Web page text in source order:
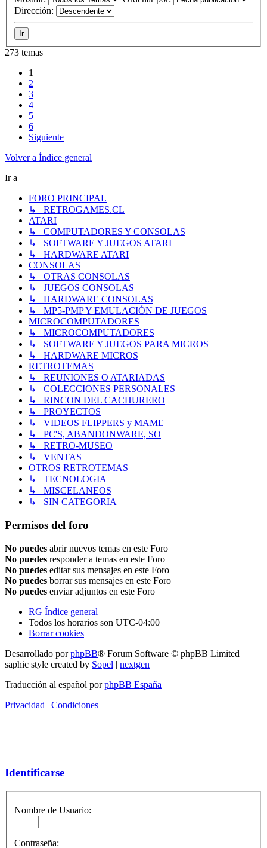
Dirección:
273 temas
1
2
3
4
5
6
Siguiente
Volver a Índice general
Ir a
FORO PRINCIPAL
↳ RETROGAMES.CL
ATARI
↳ COMPUTADORES Y CONSOLAS
↳ SOFTWARE Y JUEGOS ATARI
↳ HARDWARE ATARI
CONSOLAS
↳ OTRAS CONSOLAS
↳ JUEGOS CONSOLAS
↳ HARDWARE CONSOLAS
↳ MP5-PMP Y EMULACIÓN DE JUEGOS
MICROCOMPUTADORES
↳ MICROCOMPUTADORES
↳ SOFTWARE Y JUEGOS PARA MICROS
↳ HARDWARE MICROS
RETROTEMAS
↳ REUNIONES O ATARIADAS
↳ COLECCIONES PERSONALES
↳ RINCON DEL CACHURERO
↳ PROYECTOS
↳ VIDEOS FLIPPERS y MAME
↳ PC'S, ABANDONWARE, SO
↳ RETRO-MUSEO
↳ VENTAS
OTROS RETROTEMAS
↳ TECNOLOGIA
↳ MISCELANEOS
↳ SIN CATEGORIA
Permisos del foro
No puedes abrir nuevos temas en este Foro
No puedes responder a temas en este Foro
No puedes editar sus mensajes en este Foro
No puedes borrar sus mensajes en este Foro
No puedes enviar adjuntos en este Foro
RG Índice general
Todos los horarios son UTC-04:00
Borrar cookies
Desarrollado porphpBB® Forum Software © phpBB Limited
saphic style created by Sopel | nextgen
Traducción al español porphpBB España
Privacidad | Condiciones
Identificarse
Nombre de Usuario:
Contraseña: